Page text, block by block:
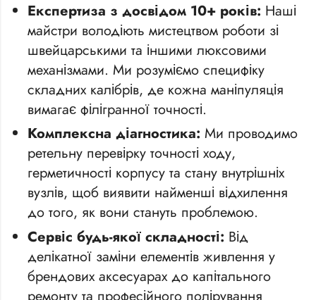
Експертиза з досвідом 10+ років: Наші
майстри володіють мистецтвом роботи зі
швейцарськими та іншими люксовими
механізмами. Ми розуміємо специфіку
складних калібрів, де кожна маніпуляція
вимагає філігранної точності.
Комплексна діагностика: Ми проводимо
ретельну перевірку точності ходу,
герметичності корпусу та стану внутрішніх
вузлів, щоб виявити найменші відхилення
до того, як вони стануть проблемою.
Сервіс будь-якої складності: Від
делікатної заміни елементів живлення у
брендових аксесуарах до капітального